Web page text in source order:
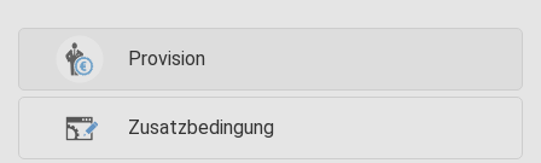
Provision
Zusatzbedingung